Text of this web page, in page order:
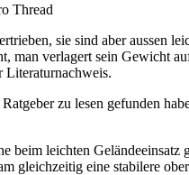
Thread
sie sind aber aussen
man verlagert sein Gewicht
Literaturnachweis.
zu lesen gefunden
beim leichten
gleichzeitig eine stabilere